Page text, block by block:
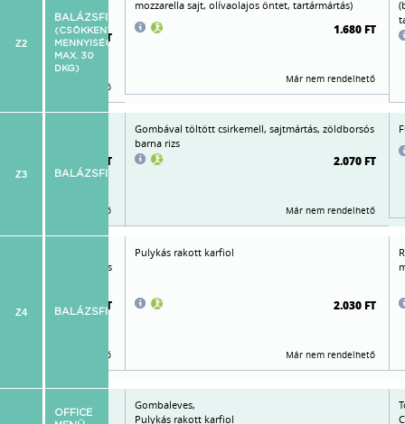
Z2
BALÁZSFIT
(CSÖKKENTETT
MENNYISÉG:
MAX. 30
DKG)
1.760 FT
Már nem rendelhető
mozzarella sajt, olívaolajos öntet, tartármártás)
1.680 FT
Már nem rendelhető
Z3 BALÁZSFITNESS
2.015 FT
Már nem rendelhető
Gombával töltött csirkemell, sajtmártás, zöldborsós
barna rizs
2.070 FT
Már nem rendelhető
Z4 BALÁZSFITNESS
sütve, fűszervajas
2.090 FT
Már nem rendelhető
Pulykás rakott karfiol
2.030 FT
Már nem rendelhető
OFFICE
kiflikarikával,
Gombaleves,
Pulykás rakott karfiol